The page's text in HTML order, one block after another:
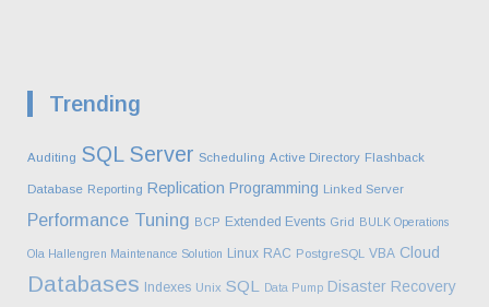
Trending
Auditing SQL Server Scheduling Active Directory Flashback
Database Reporting Replication Programming Linked Server
Performance Tuning BCP Extended Events Grid BULK Operations
Ola Hallengren Maintenance Solution Linux RAC PostgreSQL VBA Cloud
Databases Indexes Unix SQL Data Pump Disaster Recovery